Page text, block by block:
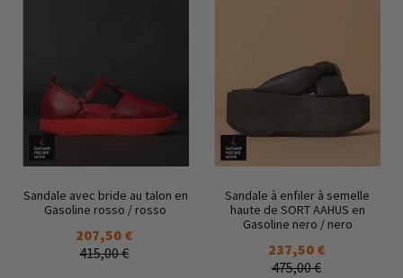
Sandale avec bride au talon en
Gasoline rosso / rosso
207,50 €
415,00 €
Sandale à enfiler à semelle
haute de SORT AAHUS en
Gasoline nero / nero
237,50 €
475,00 €